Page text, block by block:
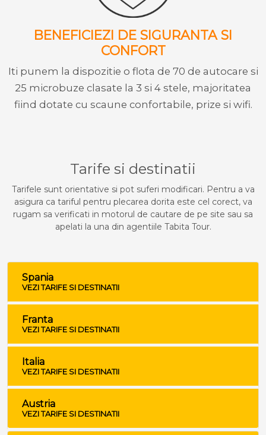
BENEFICIEZI DE SIGURANTA SI
CONFORT
Iti punem la dispozitie o flota de 70 de autocare si
25 microbuze clasate la 3 si 4 stele, majoritatea
fiind dotate cu scaune confortabile, prize si wifi.
Tarife si destinatii
Tarifele sunt orientative si pot suferi modificari. Pentru a va
asigura ca tariful pentru plecarea dorita este cel corect, va
rugam sa verificati in motorul de cautare de pe site sau sa
apelati la una din agentiile Tabita Tour.
Spania
VEZI TARIFE SI DESTINATII
Franta
VEZI TARIFE SI DESTINATII
Italia
VEZI TARIFE SI DESTINATII
Austria
VEZI TARIFE SI DESTINATII